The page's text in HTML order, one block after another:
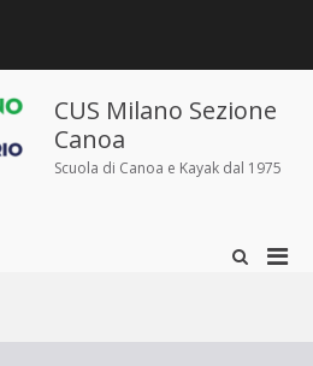
siamo
siamo
e
iscrizioni
sportivo
CUS Milano Sezione
Canoa
Scuola di Canoa e Kayak dal 1975
Mostra